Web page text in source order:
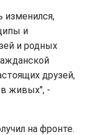
изменился,
и
и родных
друзей,
живых", -
на фронте.